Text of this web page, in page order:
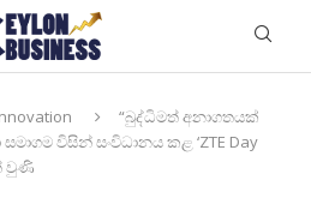
“බුද්ධිමත් අනාගතයක්
විසින් සංවිධානය කළ ‘ZTE Day
වුණි